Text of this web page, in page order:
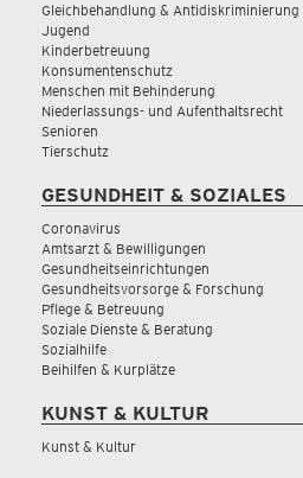
Gleichbehandlung &
Jugend
Kinderbetreuung
Konsumentenschutz
Menschen mit Behinderung
Niederlassungs- und Aufenthaltsrecht
Senioren
Tierschutz
GESUNDHEIT & SOZIALES
Coronavirus
Amtsarzt & Bewilligungen
Gesundheitseinrichtungen
Gesundheitsvorsorge & Forschung
Pflege & Betreuung
Soziale Dienste & Beratung
Sozialhilfe
Beihilfen & Kurplätze
KUNST & KULTUR
Kunst & Kultur